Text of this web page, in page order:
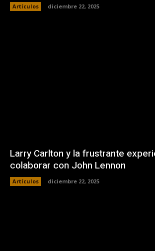
Artículos diciembre 22, 2025
Larry Carlton y la frustrante
colaborar con John Lennon
Artículos diciembre 22, 2025